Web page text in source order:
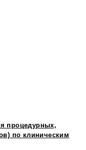
процедурных,
по клиническим